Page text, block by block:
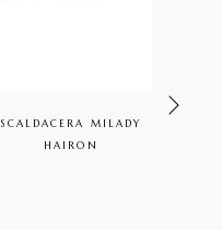
SCALDACERA MILADY
HAIRON